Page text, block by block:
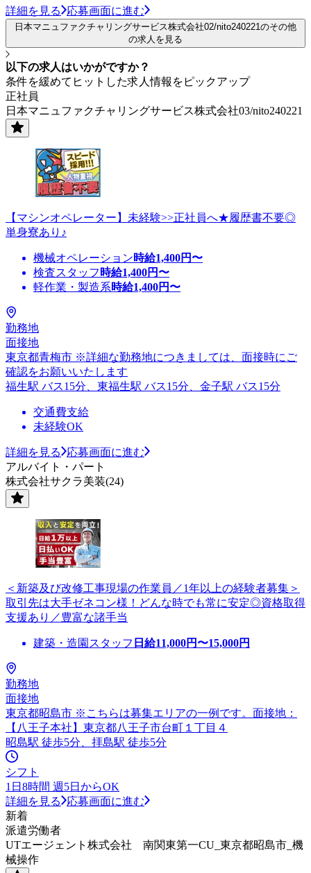
詳細を見る 応募画面に進む
日本マニュファクチャリングサービス株式会社02/nito240221のその他
の求人を見る
以下の求人はいかがですか？
条件を緩めてヒットした求人情報をピックアップ
正社員
日本マニュファクチャリングサービス株式会社03/nito240221
【マシンオペレーター】未経験>>正社員へ★履歴書不要◎
単身寮あり♪
機械オペレーション時給1,400円〜
検査スタッフ 時給1,400円〜
軽作業・製造系時給1,400円〜
勤務地
面接地
東京都青梅市 ※詳細な勤務地につきましては、面接時にご
確認をお願いいたします
福生駅 バス15分、東福生駅 バス15分、金子駅 バス15分
交通費支給
未経験OK
詳細を見る
応募画面に進む
アルバイト・パート
株式会社サクラ美装(24)
＜新築及び改修工事現場の作業員／1年以上の経験者募集＞
取引先は大手ゼネコン様！どんな時でも常に安定◎資格取得
支援あり／豊富な諸手当
建築・造園スタッフ 日給11,000円〜15,000円
勤務地
面接地
東京都昭島市 ※こちらは募集エリアの一例です。面接地：
【八王子本社】東京都八王子市台町１丁目４
昭島駅 徒歩5分、拝島駅 徒歩5分
シフト
1日8時間 週5日からOK
詳細を見る
応募画面に進む
新着
派遣労働者
UTエージェント株式会社 南関東第一CU_東京都昭島市_機
械操作